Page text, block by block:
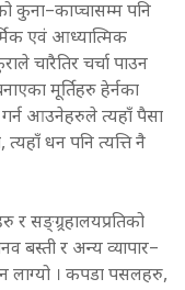
कुना–काप्चासम्म पनि
एवं आध्यात्मिक
चारैतिर चर्चा पाउन
मूर्तिहरु हेर्नका
गर्न आउनेहरुले त्यहाँ पैसा
धन पनि त्यत्ति नै
र सङ्ग्र्रहालयप्रतिको
बस्ती र अन्य व्यापार–
लाग्यो । कपडा पसलहरु,